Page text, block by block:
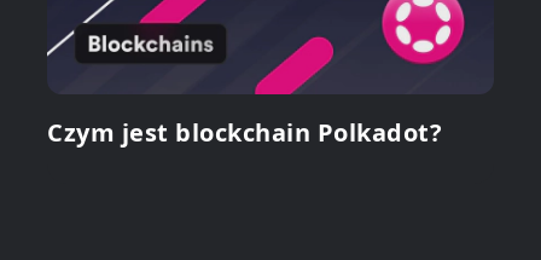
Czym jest blockchain Polkadot?